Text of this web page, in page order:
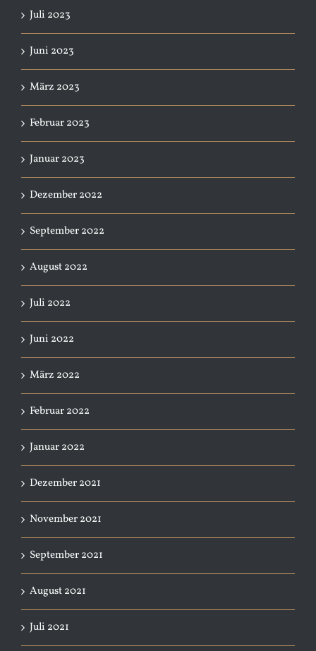
Juli 2023
Juni 2023
März 2023
Februar 2023
Januar 2023
Dezember 2022
September 2022
August 2022
Juli 2022
Juni 2022
März 2022
Februar 2022
Januar 2022
Dezember 2021
November 2021
September 2021
August 2021
Juli 2021